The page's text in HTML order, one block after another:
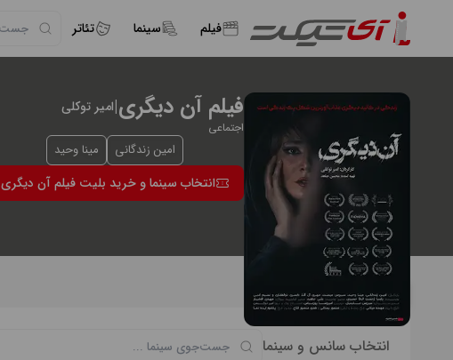
فیلم سینما تئاتر
فیلم آن دیگری|امیر توکلی
اجتماعی
امین زندگانی مینا وحید
انتخاب سینما و خرید بلیت فیلم آن دیگری
بازیگران فیلم آن دیگری
امین زندگانی مینا وحید
انتخاب سانس و سینما